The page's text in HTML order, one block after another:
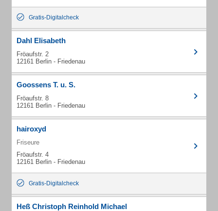
Gratis-Digitalcheck
Dahl Elisabeth
Fröaufstr. 2
12161 Berlin - Friedenau
Goossens T. u. S.
Fröaufstr. 8
12161 Berlin - Friedenau
hairoxyd
Friseure
Fröaufstr. 4
12161 Berlin - Friedenau
Gratis-Digitalcheck
Heß Christoph Reinhold Michael